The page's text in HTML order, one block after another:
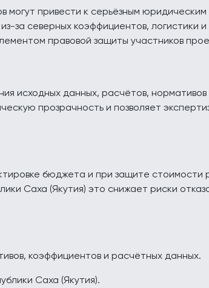
привести к серьёзным
за северных коэффициентов, логистики
правовой защиты участников
исходных данных, расчётов, нормативов
прозрачность и позволяет
бюджета и при защите стоимости
Саха (Якутия) это снижает риски
коэффициентов и расчётных данных.
Саха (Якутия).